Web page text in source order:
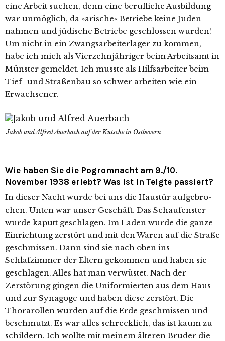
eine Arbeit suchen, denn eine beruf­li­che Ausbildung
war unmög­lich, da »ari­sche« Betriebe kei­ne Juden
nah­men und jüdi­sche Betriebe geschlos­sen wurden!
Um nicht in ein Zwangsarbeiterlager zu kom­men,
habe ich mich als Vierzehnjähriger beim Arbeitsamt in
Münster gemel­det. Ich muss­te als Hilfsarbeiter beim
Tief- und Straßenbau so schwer arbei­ten wie ein
Erwachsener.
Jakob und Alfred Auerbach auf der Kutsche in Ostbevern
Wie haben Sie die Pogromnacht am 9./10.
November 1938 erlebt? Was ist in Telgte passiert?
In die­ser Nacht wur­de bei uns die Haustür auf­ge­bro­
chen. Unten war unser Geschäft. Das Schaufenster
wur­de kaputt geschla­gen. Im Laden wur­de die gan­ze
Einrichtung zer­stört und mit den Waren auf die Straße
geschmis­sen. Dann sind sie nach oben ins
Schlafzimmer der Eltern gekom­men und haben sie
geschla­gen. Alles hat man ver­wüs­tet. Nach der
Zerstörung gin­gen die Uniformierten aus dem Haus
und zur Synagoge und haben die­se zer­stört. Die
Thorarollen wur­den auf die Erde geschmis­sen und
beschmutzt. Es war alles schreck­lich, das ist kaum zu
schil­dern. Ich woll­te mit mei­nem älte­ren Bruder die